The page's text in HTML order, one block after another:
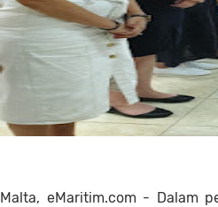
Malta, eMaritim.com - Dalam